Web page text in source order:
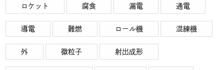
ロケット 腐食 漏電 通電
導電 難燃 ロール機 混練機
外 微粒子 射出成形